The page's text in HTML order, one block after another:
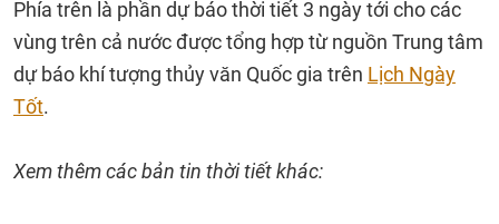
Phía trên là phần dự báo thời tiết 3 ngày tới cho các
vùng trên cả nước được tổng hợp từ nguồn Trung tâm
dự báo khí tượng thủy văn Quốc gia trên Lịch Ngày
Tốt.
Xem thêm các bản tin thời tiết khác: